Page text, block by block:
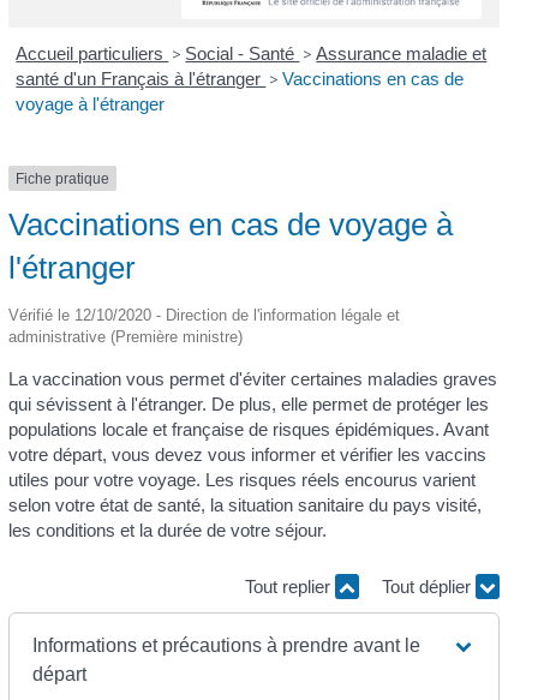
Accueil particuliers > Social - Santé > Assurance maladie et
santé d'un Français à l'étranger > Vaccinations en cas de
voyage à l'étranger
Fiche pratique
Vaccinations en cas de voyage à
l'étranger
Vérifié le 12/10/2020 - Direction de l'information légale et
administrative (Première ministre)
La vaccination vous permet d'éviter certaines maladies graves
qui sévissent à l'étranger. De plus, elle permet de protéger les
populations locale et française de risques épidémiques. Avant
votre départ, vous devez vous informer et vérifier les vaccins
utiles pour votre voyage. Les risques réels encourus varient
selon votre état de santé, la situation sanitaire du pays visité,
les conditions et la durée de votre séjour.
Tout replier Tout déplier
Informations et précautions à prendre avant le
départ